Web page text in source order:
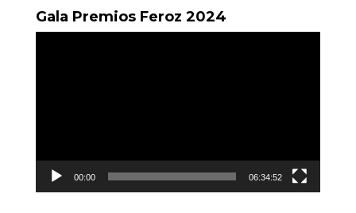
Gala Premios Feroz 2024
00:00 06:34:52